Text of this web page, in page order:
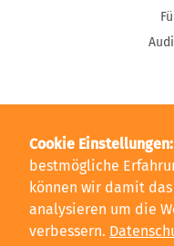
Cookie Einstellungen
bestmögliche
können wir damit
analysieren um die
verbessern.